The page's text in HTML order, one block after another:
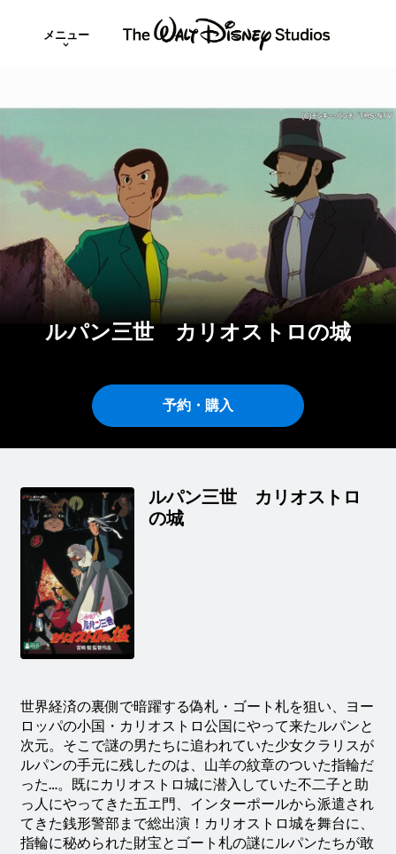
メニュー
ルパン三世 カリオストロの城
予約・購入
ルパン三世 カリオストロ
の城
世界経済の裏側で暗躍する偽札・ゴート札を狙い、ヨー
ロッパの小国・カリオストロ公国にやって来たルパンと
次元。そこで謎の男たちに追われていた少女クラリスが
ルパンの手元に残したのは、山羊の紋章のついた指輪だ
った…。既にカリオストロ城に潜入していた不二子と助
っ人にやってきた五エ門、インターポールから派遣され
てきた銭形警部まで総出演！カリオストロ城を舞台に、
指輪に秘められた財宝とゴート札の謎にルパンたちが敢